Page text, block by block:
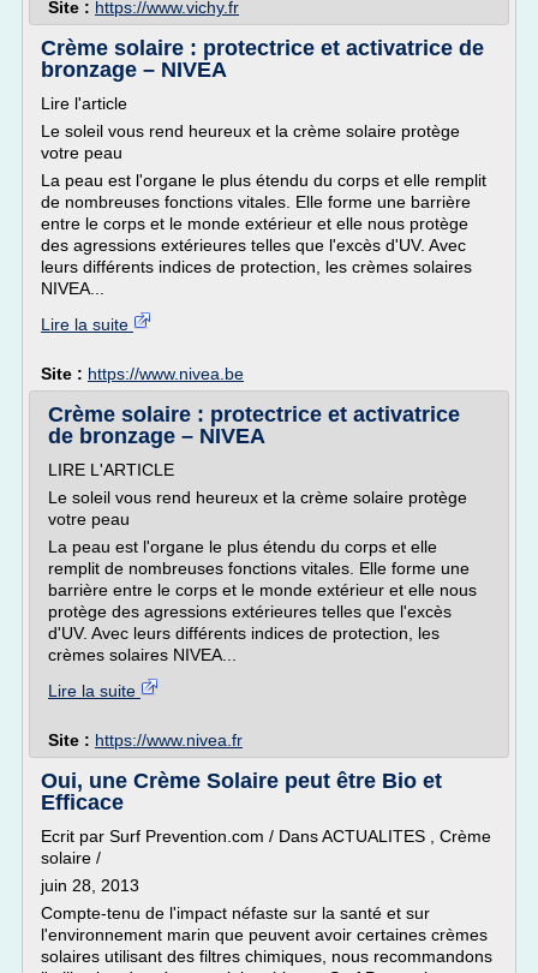
Site : https://www.vichy.fr
Crème solaire : protectrice et activatrice de
bronzage – NIVEA
Lire l'article
Le soleil vous rend heureux et la crème solaire protège
votre peau
La peau est l'organe le plus étendu du corps et elle remplit
de nombreuses fonctions vitales. Elle forme une barrière
entre le corps et le monde extérieur et elle nous protège
des agressions extérieures telles que l'excès d'UV. Avec
leurs différents indices de protection, les crèmes solaires
NIVEA...
Lire la suite
Site : https://www.nivea.be
Crème solaire : protectrice et activatrice
de bronzage – NIVEA
LIRE L'ARTICLE
Le soleil vous rend heureux et la crème solaire protège
votre peau
La peau est l'organe le plus étendu du corps et elle
remplit de nombreuses fonctions vitales. Elle forme une
barrière entre le corps et le monde extérieur et elle nous
protège des agressions extérieures telles que l'excès
d'UV. Avec leurs différents indices de protection, les
crèmes solaires NIVEA...
Lire la suite
Site : https://www.nivea.fr
Oui, une Crème Solaire peut être Bio et
Efficace
Ecrit par Surf Prevention.com / Dans ACTUALITES , Crème
solaire /
juin 28, 2013
Compte-tenu de l'impact néfaste sur la santé et sur
l'environnement marin que peuvent avoir certaines crèmes
solaires utilisant des filtres chimiques, nous recommandons